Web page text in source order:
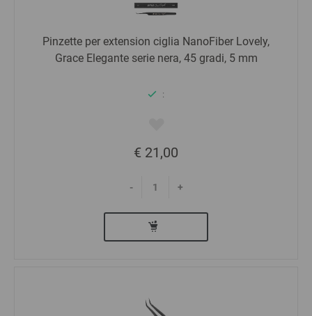
Pinzette per extension ciglia NanoFiber Lovely,
Grace Elegante serie nera, 45 gradi, 5 mm
:
€ 21,00
- +